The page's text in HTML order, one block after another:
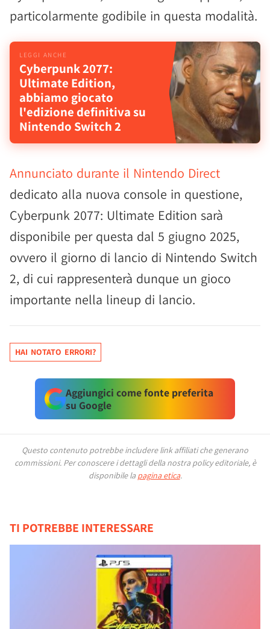
particolarmente godibile in questa modalità.
Cyberpunk 2077:
Ultimate Edition,
abbiamo giocato
l'edizione definitiva su
Nintendo Switch 2
Annunciato durante il Nintendo Direct
dedicato alla nuova console in questione,
Cyberpunk 2077: Ultimate Edition sarà
disponibile per questa dal 5 giugno 2025,
ovvero il giorno di lancio di Nintendo Switch
2, di cui rappresenterà dunque un gioco
importante nella lineup di lancio.
HAI NOTATO ERRORI?
Aggiungici come fonte preferita
su Google
Questo contenuto potrebbe includere link affiliati che generano
commissioni. Per conoscere i dettagli della nostra policy editoriale, è
disponibile la pagina etica.
TI POTREBBE INTERESSARE